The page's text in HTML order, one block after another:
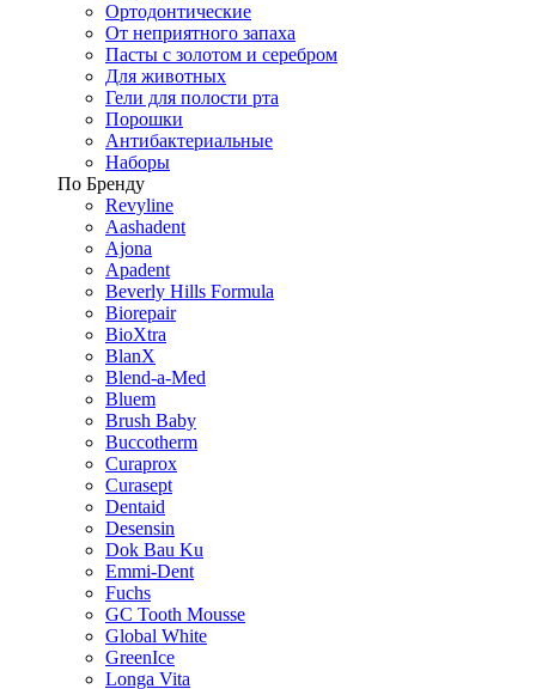
Ортодонтические
От неприятного запаха
Пасты с золотом и серебром
Для животных
Гели для полости рта
Порошки
Антибактериальные
Наборы
По Бренду
Revyline
Aashadent
Ajona
Apadent
Beverly Hills Formula
Biorepair
BioXtra
BlanX
Blend-a-Med
Bluem
Brush Baby
Buccotherm
Curaprox
Curasept
Dentaid
Desensin
Dok Bau Ku
Emmi-Dent
Fuchs
GC Tooth Mousse
Global White
GreenIce
Longa Vita